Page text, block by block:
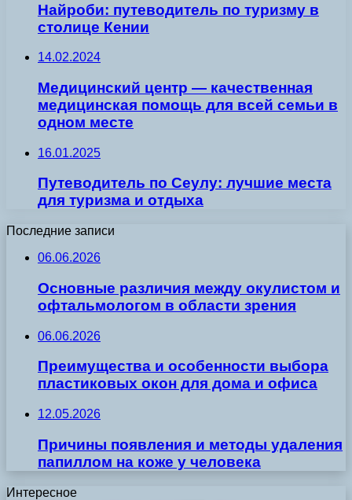
Найроби: путеводитель по туризму в
столице Кении
14.02.2024
Медицинский центр — качественная
медицинская помощь для всей семьи в
одном месте
16.01.2025
Путеводитель по Сеулу: лучшие места
для туризма и отдыха
Последние записи
06.06.2026
Основные различия между окулистом и
офтальмологом в области зрения
06.06.2026
Преимущества и особенности выбора
пластиковых окон для дома и офиса
12.05.2026
Причины появления и методы удаления
папиллом на коже у человека
Интересное